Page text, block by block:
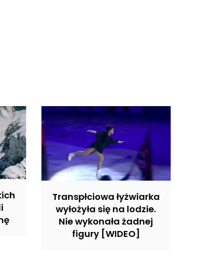
Transpłciowa łyżwiarka
wyłożyła się na lodzie.
Nie wykonała żadnej
figury [WIDEO]